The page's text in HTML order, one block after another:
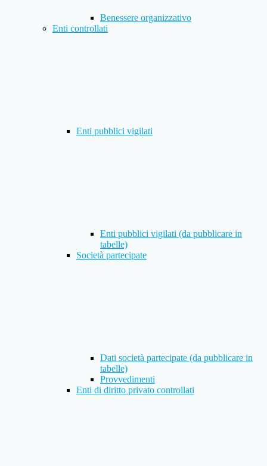
Benessere organizzativo
Enti controllati
Enti pubblici vigilati
Enti pubblici vigilati (da pubblicare in
tabelle)
Società partecipate
Dati società partecipate (da pubblicare in
tabelle)
Provvedimenti
Enti di diritto privato controllati